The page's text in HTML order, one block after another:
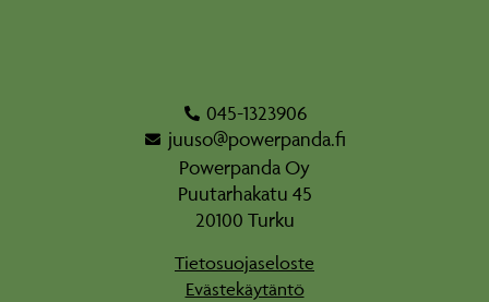
045-1323906
juuso@powerpanda.fi
Powerpanda Oy
Puutarhakatu 45
20100 Turku
Tietosuojaseloste
Evästekäytäntö